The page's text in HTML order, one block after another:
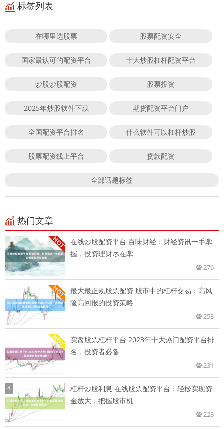
标签列表
在哪里选股票 股票配资安全
国家最认可的配资平台 十大炒股杠杆配资平台
炒股炒股配资 股票投资
2025年炒股软件下载 期货配资平台门户
全国配资平台排名 什么软件可以杠杆炒股
股票配资线上平台 贷款配资
全部话题标签
热门文章
在线炒股配资平台 百味财经：财经资讯一手掌
握，投资理财尽在掌
276
最大最正规股票配资 股市中的杠杆交易：高风
险高回报的投资策略
253
实盘股票杠杆平台 2023年十大热门配资平台排
名，投资者必备
231
4
杠杆炒股利息 在线股票配资平台：轻松实现资
金放大，把握股市机
228